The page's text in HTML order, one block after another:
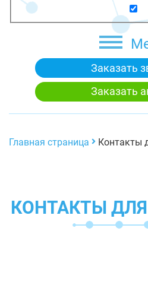
Заказать
Заказать
Главная страница Контакты
КОНТАКТЫ